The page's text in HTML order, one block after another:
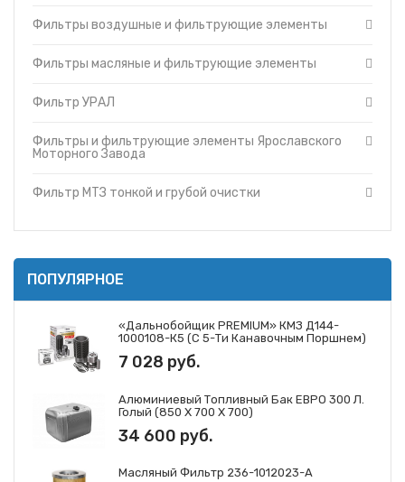
Вкладыши
О компании
Доставка
Фильтры и фильтрующие элементы Ярославского
Фильтры и фильтрующие элементы ЗМЗ
Фильтры и фильтрующие элементы ГАЗ
Фильтры и фильтрующие элементы Iveco
Фильтры воздушные и фильтрующие элементы
Фильтры масляные и фильтрующие элементы
Фильтр УРАЛ
Фильтры и фильтрующие элементы Ярославского
Моторного Завода
Фильтр МТЗ тонкой и грубой очистки
ПОПУЛЯРНОЕ
«Дальнобойщик PREMIUM» КМЗ Д144-
1000108-К5 (с 5-Ти Канавочным Поршнем)
7 028 руб.
Алюминиевый Топливный Бак ЕВРО 300 Л.
Голый (850 Х 700 Х 700)
34 600 руб.
Масляный Фильтр 236-1012023-А